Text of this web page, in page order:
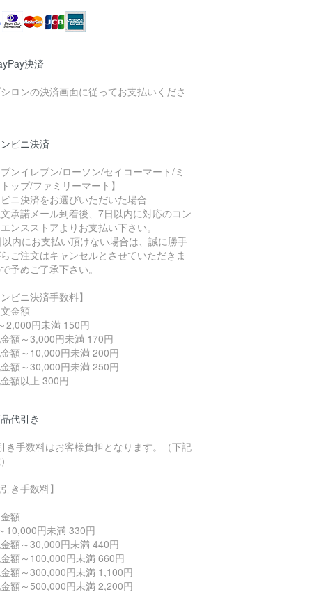
決済
ロンの決済画面に従ってお支払いくださ
ビニ決済
ブンイレブン/ローソン/セイコーマート/ミ
ップ/ファミリーマート】
ニ決済をお選びいただいた場合
承諾メール到着後、7日以内に対応のコン
ンスストアよりお支払い下さい。
内にお支払い頂けない場合は、誠に勝手
ご注文はキャンセルとさせていただきま
予めご了承下さい。
ンビニ決済手数料】
金額
2,000円未満 150円
額～3,000円未満 170円
額～10,000円未満 200円
額～30,000円未満 250円
額以上 300円
代引き
き手数料はお客様負担となります。（下記
引き手数料】
額
10,000円未満 330円
額～30,000円未満 440円
額～100,000円未満 660円
額～300,000円未満 1,100円
額～500,000円未満 2,200円